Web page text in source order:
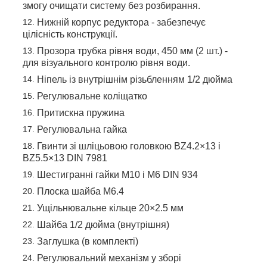
змогу очищати систему без розбирання.
Нижній корпус редуктора - забезпечує
цілісність конструкції.
Прозора трубка рівня води, 450 мм (2 шт.) -
для візуального контролю рівня води.
Ніпель із внутрішнім різьбленням 1/2 дюйма
Регулювальне коліщатко
Притискна пружина
Регулювальна гайка
Гвинти зі шліцьовою головкою BZ4.2×13 і
BZ5.5×13 DIN 7981
Шестигранні гайки M10 і M6 DIN 934
Плоска шайба M6.4
Ущільнювальне кільце 20×2.5 мм
Шайба 1/2 дюйма (внутрішня)
Заглушка (в комплекті)
Регулювальний механізм у зборі